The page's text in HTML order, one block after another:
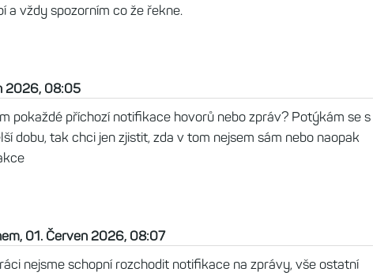
a vždy spozorním co že řekne.
2026, 08:05
pokaždé příchozí notifikace hovorů nebo zpráv? Potýkám se s
dobu, tak chci jen zjistit, zda v tom nejsem sám nebo naopak
01. Červen 2026, 08:07
nejsme schopní rozchodit notifikace na zprávy, vše ostatní